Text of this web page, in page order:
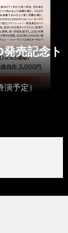
売記念ト
予定）